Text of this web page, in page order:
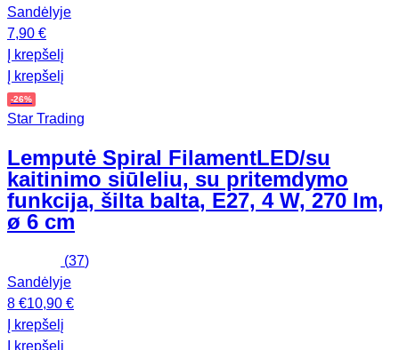
Sandėlyje
7,90 €
Į krepšelį
Į krepšelį
-26%
Star Trading
Lemputė Spiral FilamentLED/su
kaitinimo siūleliu, su pritemdymo
funkcija, šilta balta, E27, 4 W, 270 lm,
ø 6 cm
(37)
Sandėlyje
8 €10,90 €
Į krepšelį
Į krepšelį